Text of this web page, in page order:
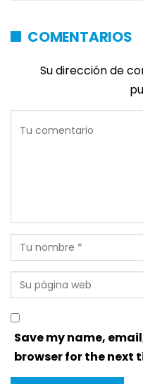
COMENTARIOS
Su dirección de
Save my name,
browser for the next